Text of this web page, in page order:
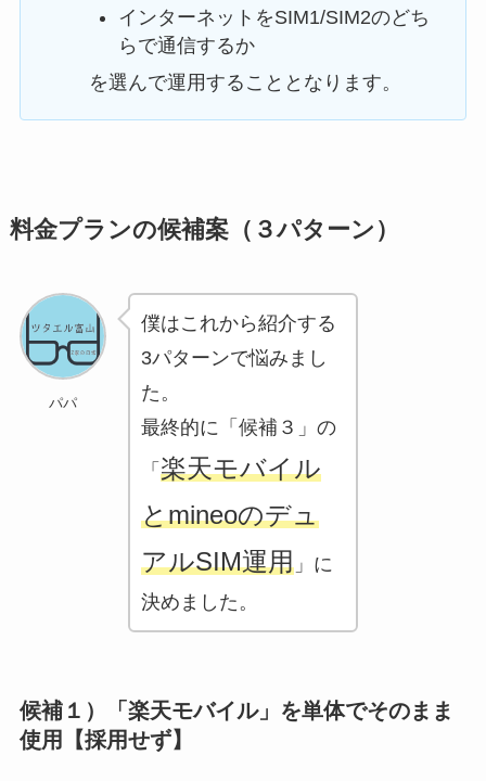
インターネットをSIM1/SIM2のどち
らで通信するか
を選んで運用することとなります。
料金プランの候補案（３パターン）
パパ
僕はこれから紹介する
3パターンで悩みまし
た。
最終的に「候補３」の
「 楽天モバイル
とmineoのデュ
アルSIM運用」に
決めました。
候補１）「楽天モバイル」を単体でそのまま
使用【採用せず】